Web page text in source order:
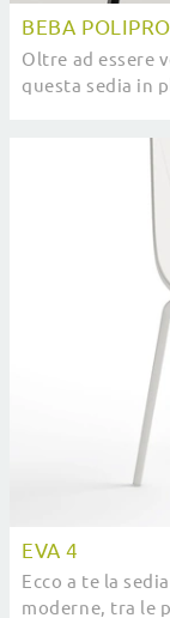
BEBA
Oltre ad essere
questa sedia in
EVA 4
Ecco a te la
moderne, tra le